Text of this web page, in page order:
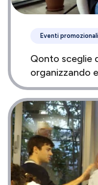
Eventi promozionali
Qonto sceglie
organizzando